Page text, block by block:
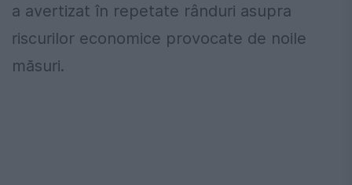
a avertizat în repetate rânduri asupra
riscurilor economice provocate de noile
măsuri.